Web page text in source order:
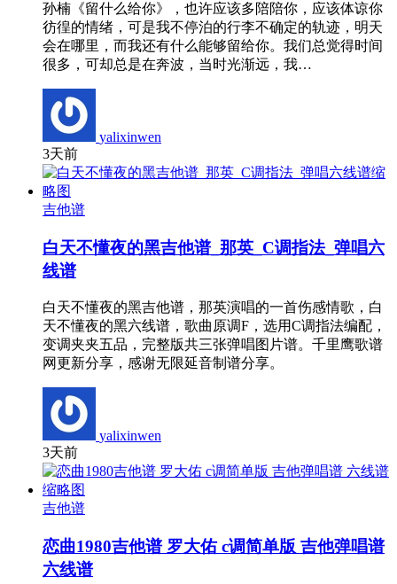
孙楠《留什么给你》，也许应该多陪陪你，应该体谅你
彷徨的情绪，可是我不停泊的行李不确定的轨迹，明天
会在哪里，而我还有什么能够留给你。我们总觉得时间
很多，可却总是在奔波，当时光渐远，我…
yalixinwen
3天前
吉他谱
白天不懂夜的黑吉他谱_那英_C调指法_弹唱六
线谱
白天不懂夜的黑吉他谱，那英演唱的一首伤感情歌，白
天不懂夜的黑六线谱，歌曲原调F，选用C调指法编配，
变调夹夹五品，完整版共三张弹唱图片谱。千里鹰歌谱
网更新分享，感谢无限延音制谱分享。
yalixinwen
3天前
吉他谱
恋曲1980吉他谱 罗大佑 c调简单版 吉他弹唱谱
六线谱